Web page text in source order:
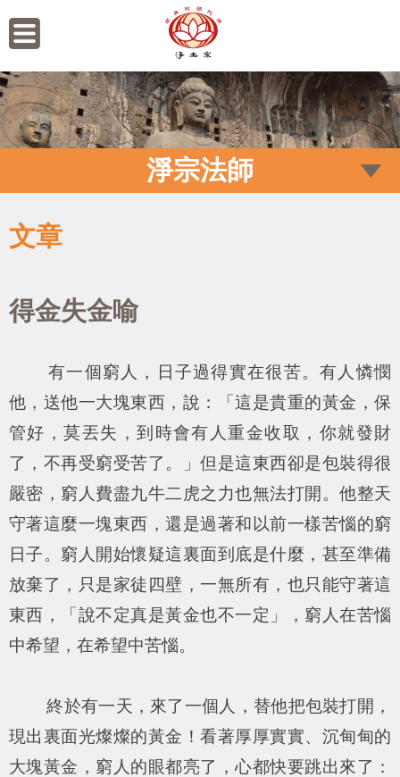
淨宗法師
文章
得金失金喻
有一個窮人，日子過得實在很苦。有人憐憫
他，送他一大塊東西，說：「這是貴重的黃金，保
管好，莫丟失，到時會有人重金收取，你就發財
了，不再受窮受苦了。」但是這東西卻是包裝得很
嚴密，窮人費盡九牛二虎之力也無法打開。他整天
守著這麼一塊東西，還是過著和以前一樣苦惱的窮
日子。窮人開始懷疑這裏面到底是什麼，甚至準備
放棄了，只是家徒四壁，一無所有，也只能守著這
東西，「說不定真是黃金也不一定」，窮人在苦惱
中希望，在希望中苦惱。
終於有一天，來了一個人，替他把包裝打開，
現出裏面光燦燦的黃金！看著厚厚實實、沉甸甸的
大塊黃金，窮人的眼都亮了，心都快要跳出來了：